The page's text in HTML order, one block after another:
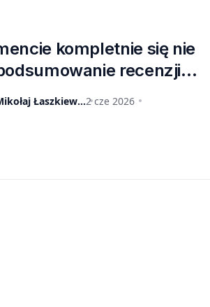
kompletnie się nie
recenzji
RX 9070 GRE
Mikołaj Łaszkiewicz2 cze 2026